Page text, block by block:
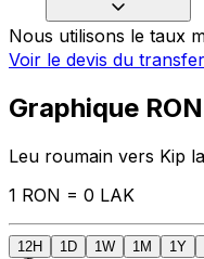
Nous utilisons le taux
Voir le devis du
Graphique
Leu roumain vers Kip
1 RON = 0 LAK
12H 1D 1W 1M 1Y